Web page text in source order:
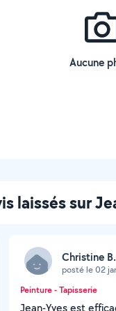
Aucune
laissés sur
Christine B.
posté le 02
Peinture - Tapisserie
Jean-Yves est